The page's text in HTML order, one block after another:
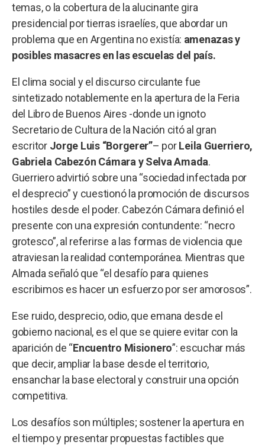
temas, o la cobertura de la alucinante gira
presidencial por tierras israelíes, que abordar un
problema que en Argentina no existía: amenazas y
posibles masacres en las escuelas del país.
El clima social y el discurso circulante fue
sintetizado notablemente en la apertura de la Feria
del Libro de Buenos Aires -donde un ignoto
Secretario de Cultura de la Nación citó al gran
escritor Jorge Luis “Borgerer”– porLeila Guerriero,
Gabriela Cabezón Cámara y Selva Amada.
Guerriero advirtió sobre una “sociedad infectada por
el desprecio” y cuestionó la promoción de discursos
hostiles desde el poder. Cabezón Cámara definió el
presente con una expresión contundente: “necro
grotesco”, al referirse a las formas de violencia que
atraviesan la realidad contemporánea. Mientras que
Almada señaló que “el desafío para quienes
escribimos es hacer un esfuerzo por ser amorosos”.
Ese ruido, desprecio, odio, que emana desde el
gobierno nacional, es el que se quiere evitar con la
aparición de “Encuentro Misionero”: escuchar más
que decir, ampliar la base desde el territorio,
ensanchar la base electoral y construir una opción
competitiva.
Los desafíos son múltiples; sostener la apertura en
el tiempo y presentar propuestas factibles que